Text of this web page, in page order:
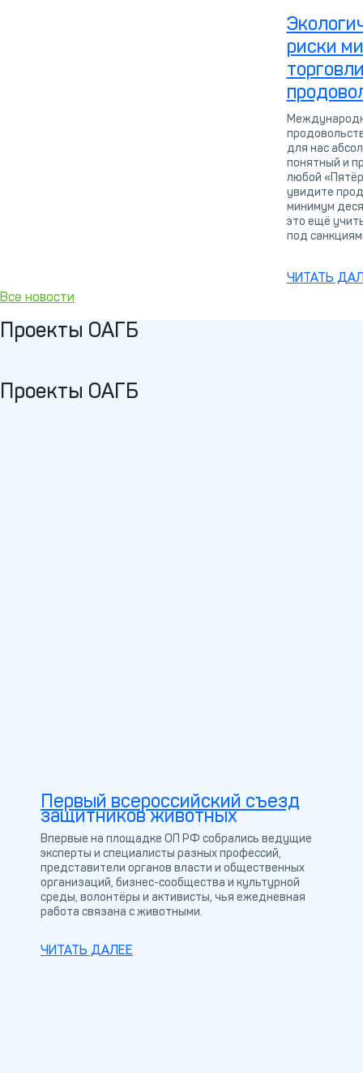
риски
для нас
понятный и
любой
увидите
минимум
это ещё
под
ЧИТАТЬ
Все новости
Проекты ОАГБ
Проекты ОАГБ
Первый всероссийский съезд
защитников животных
Впервые на площадке ОП РФ собрались ведущие
эксперты и специалисты разных профессий,
представители органов власти и общественных
организаций, бизнес-сообщества и культурной
среды, волонтёры и активисты, чья ежедневная
работа связана с животными.
ЧИТАТЬ ДАЛЕЕ